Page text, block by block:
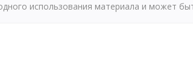
использования материала и может